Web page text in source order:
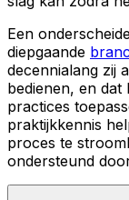
Een
diepgaande
decennialang zij
bedienen, en
practices
praktijkkennis
proces te
ondersteund